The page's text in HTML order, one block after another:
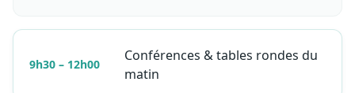
9h30 – 12h00
Conférences & tables rondes du
matin